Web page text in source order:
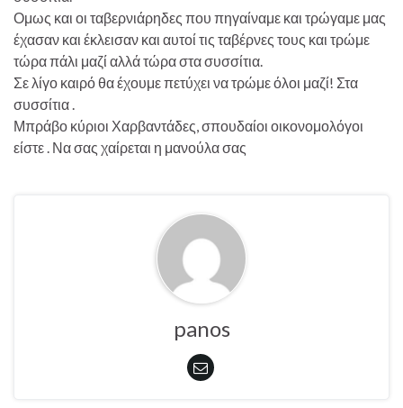
Ομως και οι ταβερνιάρηδες που πηγαίναμε και τρώγαμε μας
έχασαν και έκλεισαν και αυτοί τις ταβέρνες τους και τρώμε
τώρα πάλι μαζί αλλά τώρα στα συσσίτια.
Σε λίγο καιρό θα έχουμε πετύχει να τρώμε όλοι μαζί! Στα
συσσίτια .
Μπράβο κύριοι Χαρβαντάδες, σπουδαίοι οικονομολόγοι
είστε . Να σας χαίρεται η μανούλα σας
panos